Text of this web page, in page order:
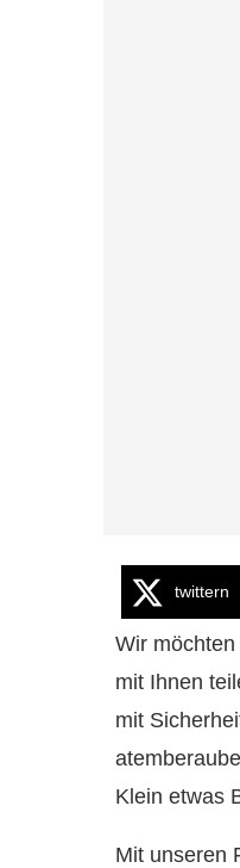
twittern
Wir
mit Ihnen
mit
Klein etwas
Mit unseren